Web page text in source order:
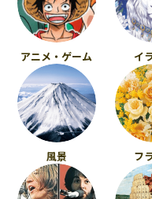
アニメ・ゲーム イ
風景 フ